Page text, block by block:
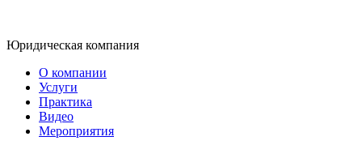
Юридическая компания
О компании
Услуги
Практика
Видео
Мероприятия